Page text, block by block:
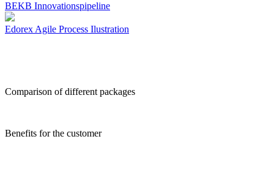
BEKB Innovationspipeline
Edorex Agile Process Ilustration
Comparison of different packages
Benefits for the customer